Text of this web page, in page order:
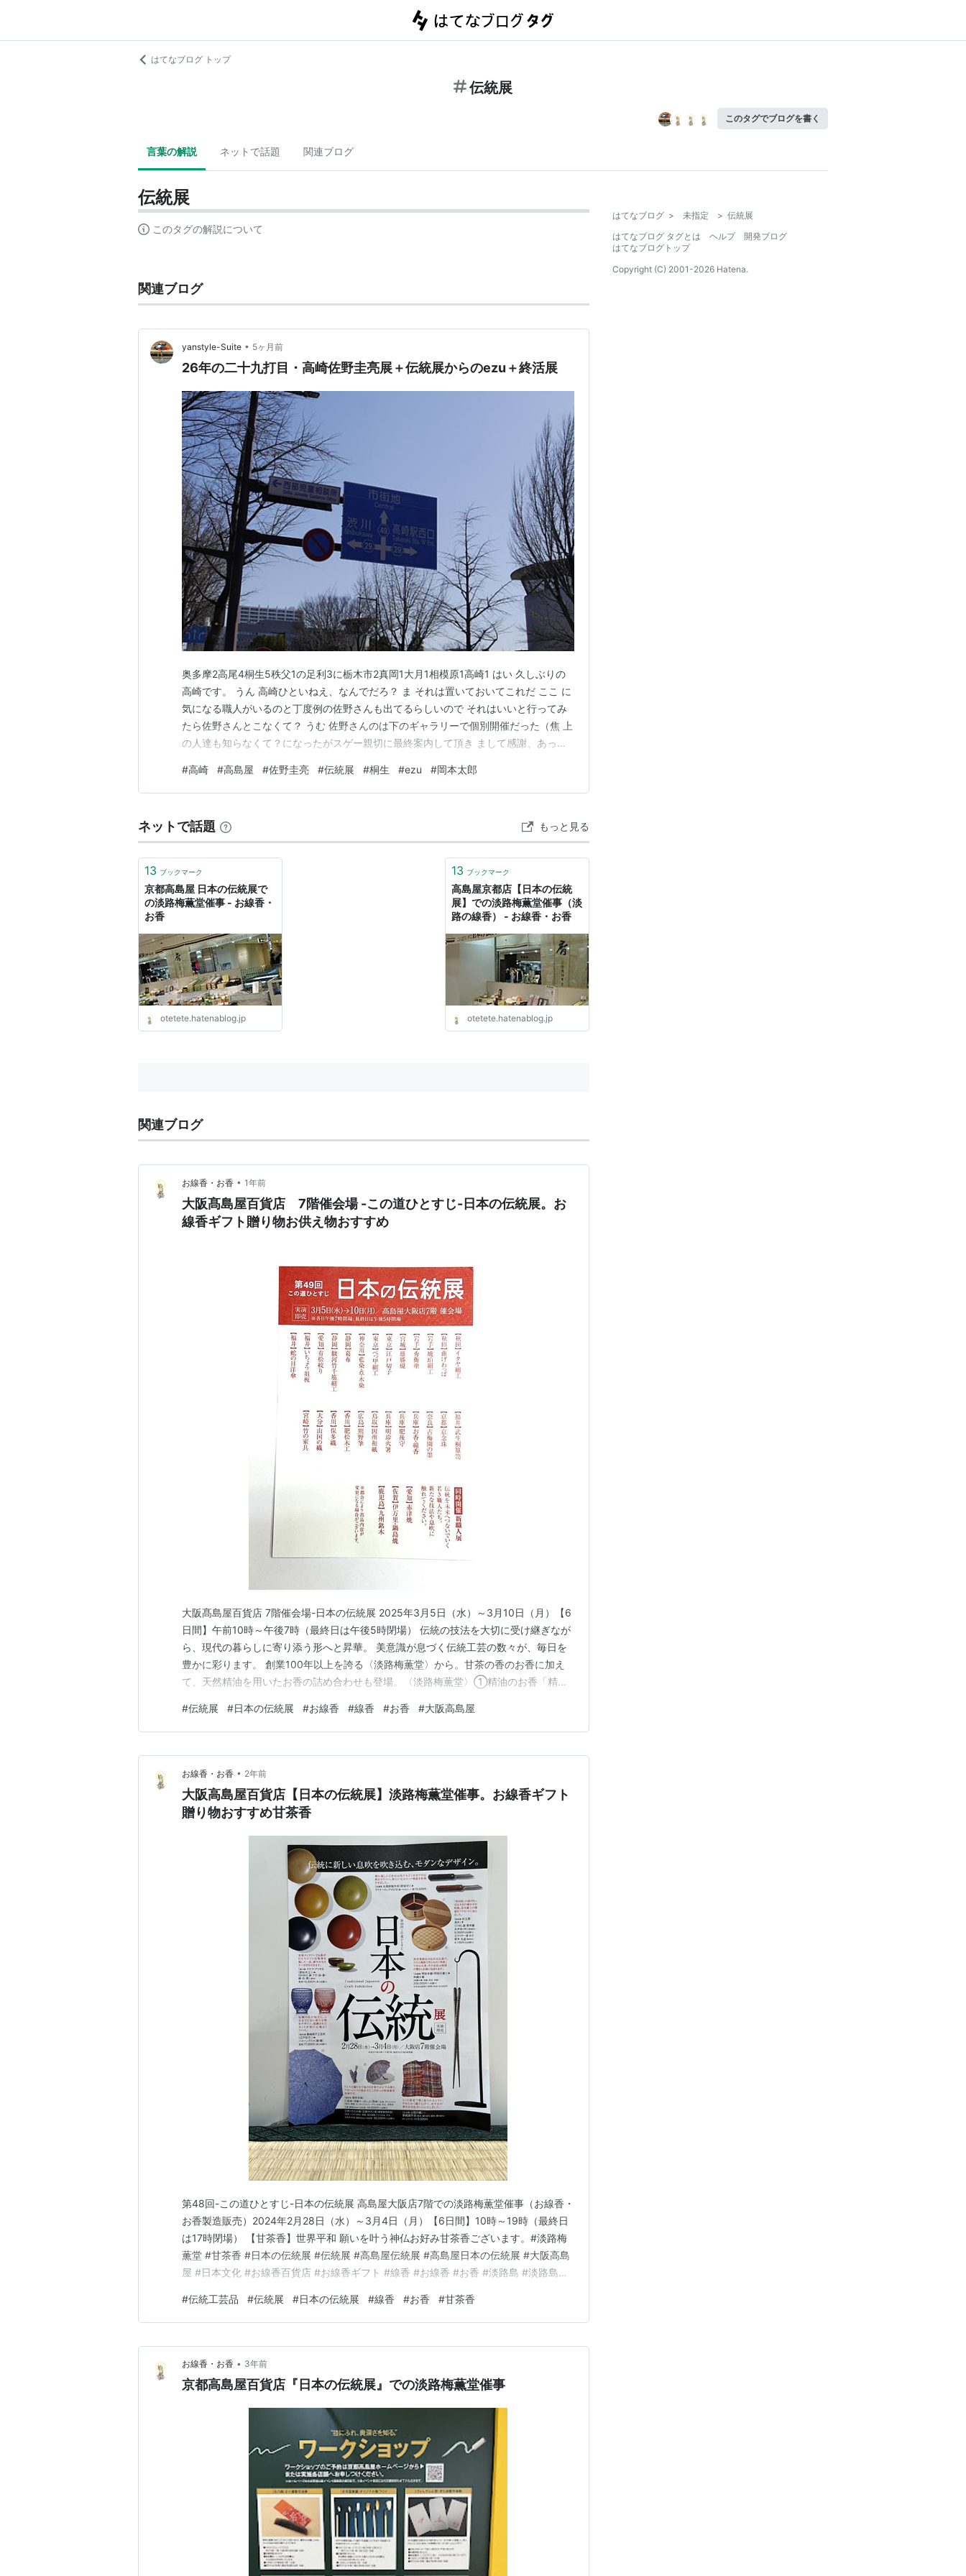
はてなブログ トップ
伝統展
このタグでブログを書く
言葉の解説 ネットで話題 関連ブログ
伝統展
このタグの解説について
関連ブログ
yanstyle-Suite • 5ヶ月前
26年の二十九打目・高崎佐野圭亮展＋伝統展からのezu＋終活展
奥多摩2高尾4桐生5秩父1の足利3に栃木市2真岡1大月1相模原1高崎1 はい 久しぶりの
高崎です。 うん 高崎ひといねえ、なんでだろ？ ま それは置いておいてこれだ ここ に
気になる職人がいるのと丁度例の佐野さんも出てるらしいので それはいいと行ってみ
たら佐野さんとこなくて？ うむ 佐野さんのは下のギャラリーで個別開催だった（焦 上
の人達も知らなくて？になったがスゲー親切に最終案内して頂き まして感謝、あった
後拝見する機会はある。 ・・・ハズ の後 は上に戻り伝統展も、よくもわるくも言いた
い事は山ほどある。 大島…
#高崎 #高島屋 #佐野圭亮 #伝統展 #桐生 #ezu #岡本太郎
ネットで話題 もっと見る
13 ブックマーク
京都高島屋 日本の伝統展で
の淡路梅薫堂催事 - お線香・
お香
otetete.hatenablog.jp
13 ブックマーク
高島屋京都店【日本の伝統
展】での淡路梅薫堂催事（淡
路の線香） - お線香・お香
otetete.hatenablog.jp
関連ブログ
お線香・お香 • 1年前
大阪髙島屋百貨店 7階催会場 -この道ひとすじ-日本の伝統展。お
線香ギフト贈り物お供え物おすすめ
大阪髙島屋百貨店 7階催会場-日本の伝統展 2025年3月5日（水）～3月10日（月）【6
日間】午前10時～午後7時（最終日は午後5時閉場） 伝統の技法を大切に受け継ぎなが
ら、現代の暮らしに寄り添う形へと昇華。 美意識が息づく伝統工芸の数々が、毎日を
豊かに彩ります。 創業100年以上を誇る〈淡路梅薫堂〉から。甘茶の香のお香に加え
て、天然精油を用いたお香の詰め合わせも登場。〈淡路梅薫堂〉①精油のお香「精油
7.5×15.8×3cm／約90g)1,980円◎◎◎◎◎◎◎◎◎◎◎◎◎◎◎◎◎◎◎◎◎◎…
#伝統展 #日本の伝統展 #お線香 #線香 #お香 #大阪高島屋
お線香・お香 • 2年前
大阪高島屋百貨店【日本の伝統展】淡路梅薫堂催事。お線香ギフト
贈り物おすすめ甘茶香
第48回-この道ひとすじ-日本の伝統展 高島屋大阪店7階での淡路梅薫堂催事（お線香・
お香製造販売）2024年2月28日（水）～3月4日（月）【6日間】10時～19時（最終日
は17時閉場） 【甘茶香】世界平和 願いを叶う神仏お好み甘茶香ございます。#淡路梅
薫堂 #甘茶香 #日本の伝統展 #伝統展 #高島屋伝統展 #高島屋日本の伝統展 #大阪高島
屋 #日本文化 #お線香百貨店 #お線香ギフト #線香 #お線香 #お香 #淡路島 #淡路島特
除け #開運 #伝統工芸 #伝統工芸品神仏お好み甘茶香製造元淡路梅薫堂…
#伝統工芸品 #伝統展 #日本の伝統展 #線香 #お香 #甘茶香
お線香・お香 • 3年前
京都高島屋百貨店『日本の伝統展』での淡路梅薫堂催事
はてなブログ > 未指定 > 伝統展
はてなブログ タグとは
ヘルプ
開発ブログ
はてなブログトップ
Copyright (C) 2001-2026 Hatena.